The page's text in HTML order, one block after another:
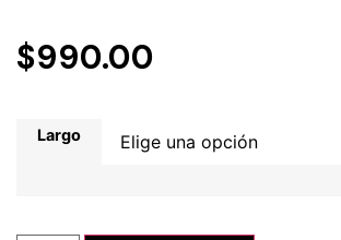
$990.00
Largo